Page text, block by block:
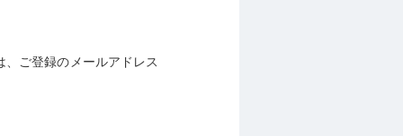
ご登録のメールアドレス